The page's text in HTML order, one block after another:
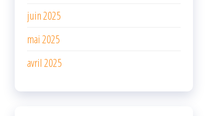
juin 2025
mai 2025
avril 2025